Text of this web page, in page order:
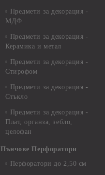
Предмети за декорация -
МДФ
Предмети за декорация -
Керамика и метал
Предмети за декорация -
Стирофом
Предмети за декорация -
Стъкло
Предмети за декорация -
Плат, органза, зебло,
целофан
Пънчове Перфоратори
Перфоратори до 2,50 см